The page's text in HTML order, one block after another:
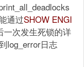
通过SHOW ENGI
一次发生死锁的详
log_error日志